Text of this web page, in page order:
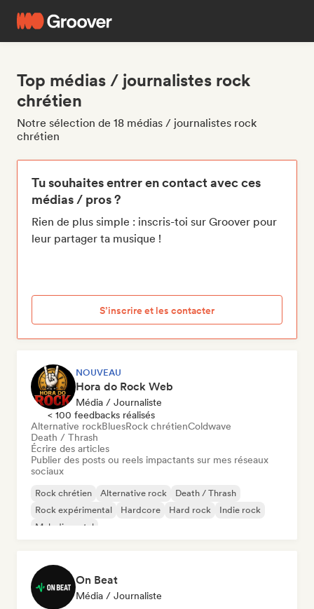
Top médias / journalistes rock
chrétien
Notre sélection de 18 médias / journalistes rock
chrétien
Tu souhaites entrer en contact avec ces
médias / pros ?
Rien de plus simple : inscris-toi sur Groover pour
leur partager ta musique !
S’inscrire et les contacter
NOUVEAU
Hora do Rock Web
Média / Journaliste
< 100 feedbacks réalisés
Alternative rockBluesRock chrétienColdwave
Death / Thrash
Écrire des articles
Publier des posts ou reels impactants sur mes réseaux
sociaux
Rock chrétien Alternative rock
Death / Thrash
Rock expérimental
Hardcore Hard rock
Indie rock
Melodic metal
On Beat
Média / Journaliste